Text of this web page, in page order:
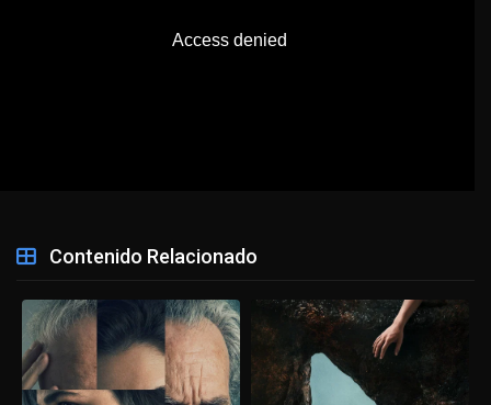
Contenido Relacionado